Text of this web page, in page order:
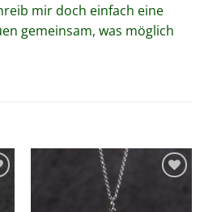
mir doch einfach eine
gemeinsam, was möglich